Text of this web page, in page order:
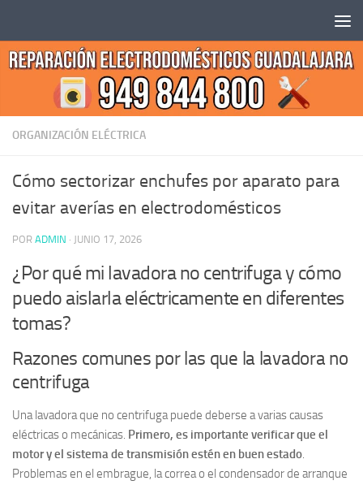
ORGANIZACIÓN ELÉCTRICA
Cómo sectorizar enchufes por aparato para
evitar averías en electrodomésticos
POR ADMIN · JUNIO 17, 2026
¿Por qué mi lavadora no centrifuga y cómo
puedo aislarla eléctricamente en diferentes
tomas?
Razones comunes por las que la lavadora no
centrifuga
Una lavadora que no centrifuga puede deberse a varias causas
eléctricas o mecánicas. Primero, es importante verificar que el
motor y el sistema de transmisión estén en buen estado.
Problemas en el embrague, la correa o el condensador de arranque